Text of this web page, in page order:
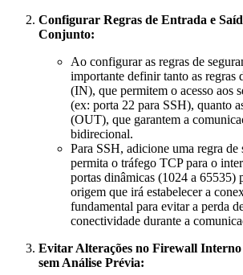
Configurar Regras de Entrada e
Conjunto:
Ao configurar as regras de
importante definir tanto as regras
(IN), que permitem o acesso aos
(ex: porta 22 para SSH), quanto
(OUT), que garantem a
bidirecional.
Para SSH, adicione uma regra de
permita o tráfego TCP para o
portas dinâmicas (1024 a 65535)
origem que irá estabelecer a
fundamental para evitar a perda
conectividade durante a
Evitar Alterações no Firewall
sem Análise Prévia: